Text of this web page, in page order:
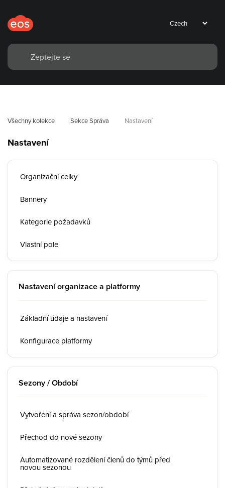
Všechny kolekce Sekce Správa Nastavení
Nastavení
Organizační celky
Bannery
Kategorie požadavků
Vlastní pole
Nastavení organizace a platformy
Základní údaje a nastavení
Konfigurace platformy
Sezony / Období
Vytvoření a správa sezon/období
Přechod do nové sezony
Automatizované rozdělení členů do týmů před
novou sezonou